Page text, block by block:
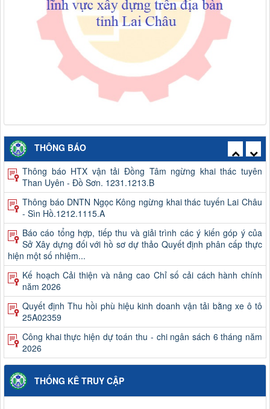
THÔNG BÁO
Thông báo HTX vận tải Đồng Tâm ngừng khai thác tuyên
Than Uyên - Đồ Sơn. 1231.1213.B
Thông báo DNTN Ngọc Kông ngừng khai thác tuyến Lai Châu
- Sìn Hồ.1212.1115.A
Báo cáo tổng hợp, tiếp thu và giải trình các ý kiến góp ý của
Sở Xây dựng đối với hồ sơ dự thảo Quyết định phân cấp thực
hiện một số nhiệm...
Kế hoạch Cải thiện và nâng cao Chỉ số cải cách hành chính
năm 2026
Quyết định Thu hồi phù hiệu kinh doanh vận tải bằng xe ô tô
25A02359
Công khai thực hiện dự toán thu - chi ngân sách 6 tháng năm
2026
Quyết định kết quả kỳ xét thăng hạng và danh sách viên chức
trúng tuyển kỳ xét thăng hạng chức danh nghề nghiệp viên
chức của Ban QLDA và...
Công khai quyết toán ngân sách năm 2025 (Không bao gồm
chi sự nghiệp giao thông)
THỐNG KÊ TRUY CẬP